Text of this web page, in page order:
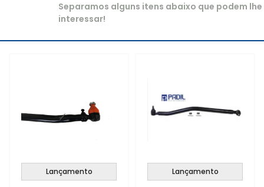
Separamos alguns itens abaixo que podem lhe
interessar!
Lançamento Lançamento